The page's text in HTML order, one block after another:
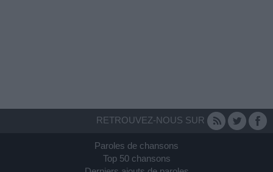
RETROUVEZ-NOUS SUR
Paroles de chansons
Top 50 chansons